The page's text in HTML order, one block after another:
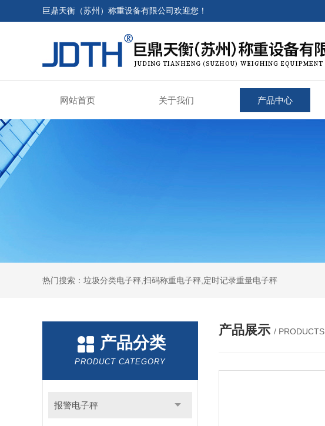
巨鼎天衡（苏州）称重设备有限公司欢迎您！
网站首页 关于我们 产品中心
热门搜索：垃圾分类电子秤,扫码称重电子秤,定时记录重量电子秤
产品分类
PRODUCT CATEGORY
报警电子秤
产品展示 / PRODUCTS